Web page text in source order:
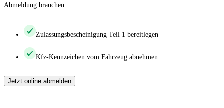
Abmeldung brauchen.
Zulassungsbescheinigung Teil 1 bereitlegen
Kfz-Kennzeichen vom Fahrzeug abnehmen
Jetzt online abmelden